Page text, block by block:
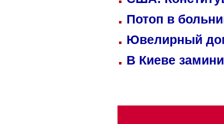
Потоп в
Ювелирный
В Киеве